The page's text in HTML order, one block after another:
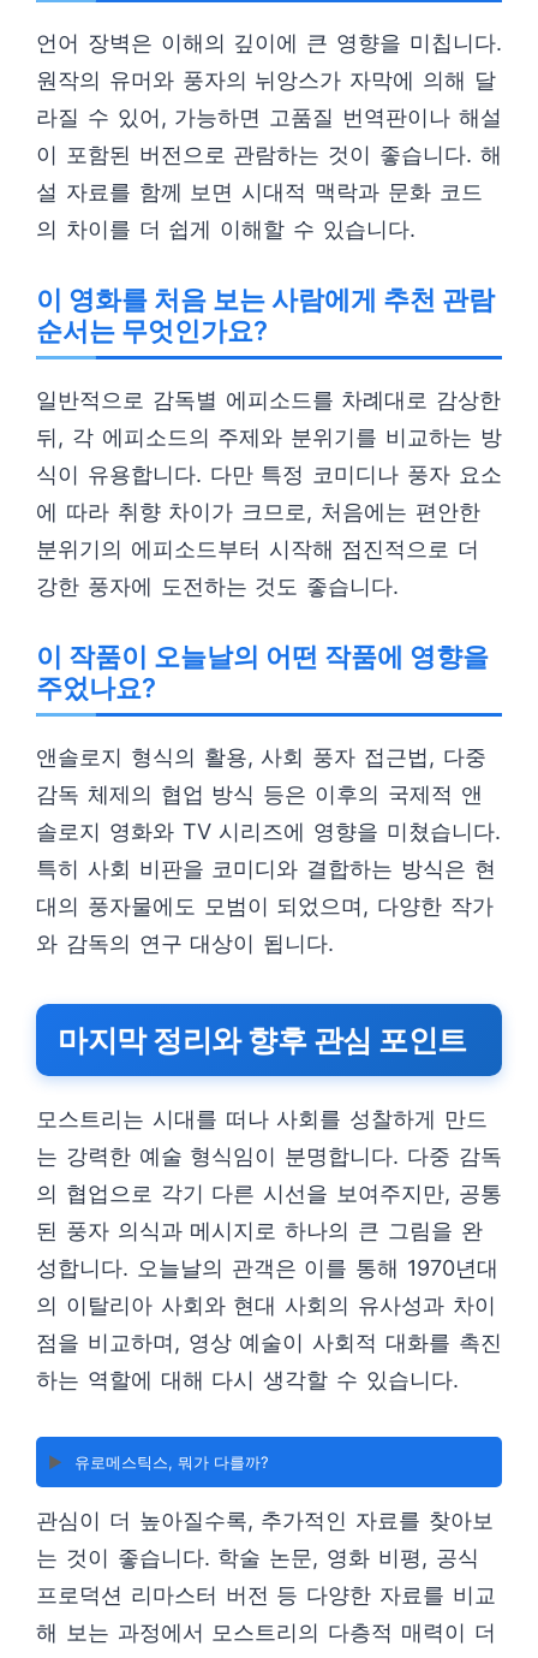
언어 장벽은 이해의 깊이에 큰 영향을 미칩니다.
원작의 유머와 풍자의 뉘앙스가 자막에 의해 달
라질 수 있어, 가능하면 고품질 번역판이나 해설
이 포함된 버전으로 관람하는 것이 좋습니다. 해
설 자료를 함께 보면 시대적 맥락과 문화 코드
의 차이를 더 쉽게 이해할 수 있습니다.
이 영화를 처음 보는 사람에게 추천 관람
순서는 무엇인가요?
일반적으로 감독별 에피소드를 차례대로 감상한
뒤, 각 에피소드의 주제와 분위기를 비교하는 방
식이 유용합니다. 다만 특정 코미디나 풍자 요소
에 따라 취향 차이가 크므로, 처음에는 편안한
분위기의 에피소드부터 시작해 점진적으로 더
강한 풍자에 도전하는 것도 좋습니다.
이 작품이 오늘날의 어떤 작품에 영향을
주었나요?
앤솔로지 형식의 활용, 사회 풍자 접근법, 다중
감독 체제의 협업 방식 등은 이후의 국제적 앤
솔로지 영화와 TV 시리즈에 영향을 미쳤습니다.
특히 사회 비판을 코미디와 결합하는 방식은 현
대의 풍자물에도 모범이 되었으며, 다양한 작가
와 감독의 연구 대상이 됩니다.
마지막 정리와 향후 관심 포인트
모스트리는 시대를 떠나 사회를 성찰하게 만드
는 강력한 예술 형식임이 분명합니다. 다중 감독
의 협업으로 각기 다른 시선을 보여주지만, 공통
된 풍자 의식과 메시지로 하나의 큰 그림을 완
성합니다. 오늘날의 관객은 이를 통해 1970년대
의 이탈리아 사회와 현대 사회의 유사성과 차이
점을 비교하며, 영상 예술이 사회적 대화를 촉진
하는 역할에 대해 다시 생각할 수 있습니다.
▶️ 유로메스틱스, 뭐가 다를까?
관심이 더 높아질수록, 추가적인 자료를 찾아보
는 것이 좋습니다. 학술 논문, 영화 비평, 공식
프로덕션 리마스터 버전 등 다양한 자료를 비교
해 보는 과정에서 모스트리의 다층적 매력이 더